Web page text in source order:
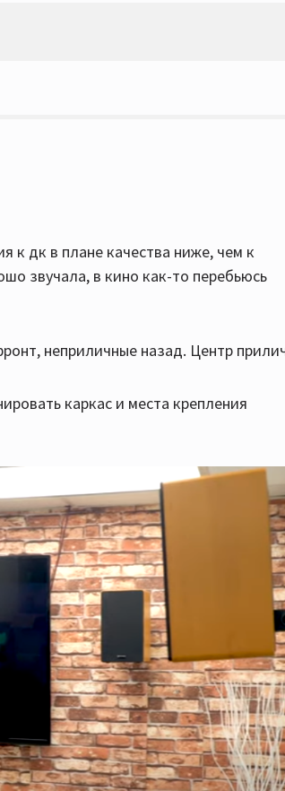
к дк в плане качества ниже, чем к
звучала, в кино как-то перебьюсь
неприличные назад. Центр
каркас и места крепления